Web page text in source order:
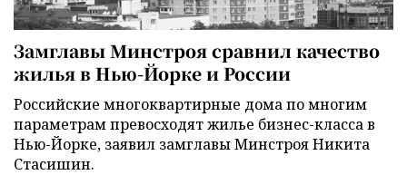
Замглавы Минстроя сравнил качество
жилья в Нью-Йорке и России
Российские многоквартирные дома по многим
параметрам превосходят жилье бизнес-класса в
Нью-Йорке, заявил замглавы Минстроя Никита
Стасишин.